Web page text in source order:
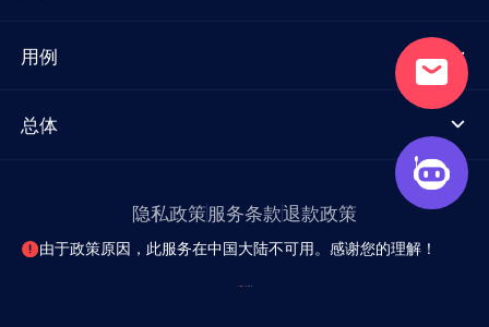
用例
总体
隐私政策服务条款退款政策
由于政策原因，此服务在中国大陆不可用。感谢您的理解！